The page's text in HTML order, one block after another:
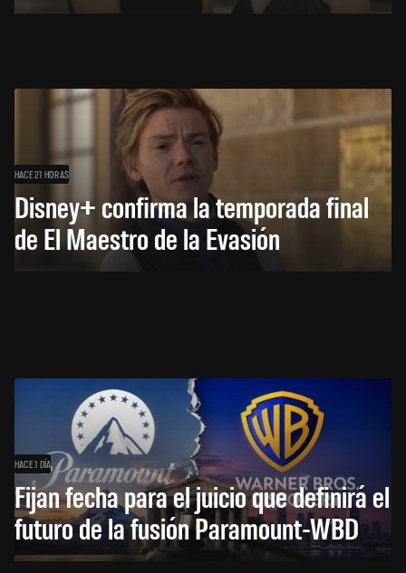
HACE 21 HORAS
Disney+ confirma la temporada final
de El Maestro de la Evasión
HACE 1 DÍA
Fijan fecha para el juicio que definirá el
futuro de la fusión Paramount-WBD